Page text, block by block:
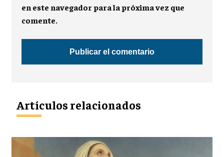
en este navegador para la próxima vez que
comente.
Artículos relacionados